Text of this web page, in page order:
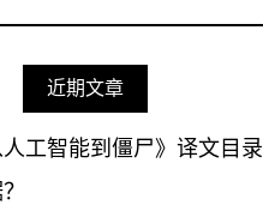
近期文章
人工智能到僵尸》译文目录